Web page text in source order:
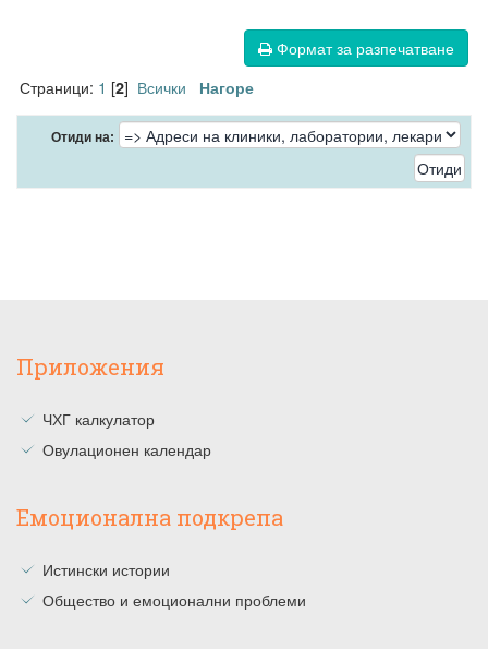
Формат за разпечатване
Страници: 1 [2] Всички Нагоре
Отиди на:
Приложения
ЧХГ калкулатор
Овулационен календар
Емоционална подкрепа
Истински истории
Общество и емоционални проблеми